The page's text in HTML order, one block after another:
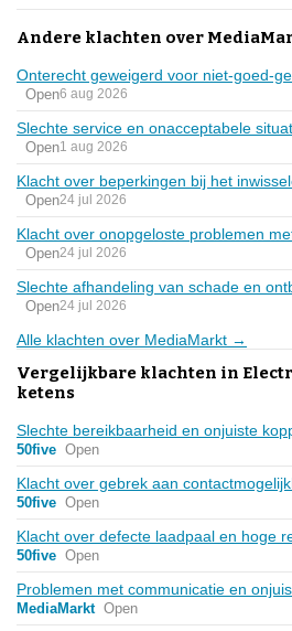
Andere klachten over
Onterecht geweigerd voor niet-goed-
Open6 aug 2026
Slechte service en onacceptabele
Open1 aug 2026
Klacht over beperkingen bij het
Open24 jul 2026
Klacht over onopgeloste problemen
Open24 jul 2026
Slechte afhandeling van schade en
Open24 jul 2026
Alle klachten over MediaMarkt →
Vergelijkbare klachten in
ketens
Slechte bereikbaarheid en onjuiste
50five Open
Klacht over gebrek aan
50five Open
Klacht over defecte laadpaal en hoge
50five Open
Problemen met communicatie en
MediaMarkt Open